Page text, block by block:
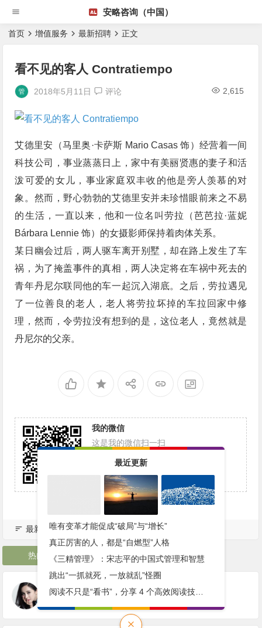
安略咨询（中国）
首页 增值服务 最新招聘 正文
看不见的客人 Contratiempo
2018年5月11日 评论 2,615
艾德里安（马里奥·卡萨斯 Mario Casas 饰）经营着一间
科技公司，事业蒸蒸日上，家中有美丽贤惠的妻子和活
泼可爱的女儿，事业家庭双丰收的他是旁人羡慕的对
象。然而，野心勃勃的艾德里安并未珍惜眼前来之不易
的生活，一直以来，他和一位名叫劳拉（芭芭拉·蓝妮
Bárbara Lennie 饰）的女摄影师保持着肉体关系。
某日幽会过后，两人驱车离开别墅，却在路上发生了车
祸，为了掩盖事件的真相，两人决定将在车祸中死去的
青年丹尼尔联同他的车一起沉入湖底。之后，劳拉遇见
了一位善良的老人，老人将劳拉坏掉的车拉回家中修
理，然而，令劳拉没有想到的是，这位老人，竟然就是
丹尼尔的父亲。
我的微信
这是我的微信扫一扫
最新招聘
热门影视
本文由管理员发表于 2018年5月11日 15:42:35
最近更新
唯有变革才能促成“破局”与“增长”
真正厉害的人，都是“自燃型”人格
《三精管理》：宋志平的中国式管理和智慧
跳出“一抓就死，一放就乱”怪圈
阅读不只是“看书”，分享 4 个高效阅读技巧（实用！建议收藏）